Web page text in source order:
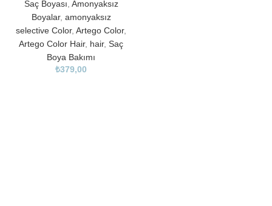
Saç Boyası Amonyaksız
Boyalar, amonyaksız
selective Color, Artego Color,
Artego Color Hair, hair, Saç
Boya Bakımı
₺379,00